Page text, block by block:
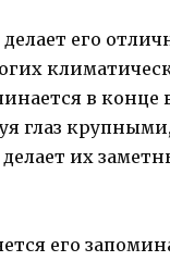
делает его
в конце
глаз
их
его